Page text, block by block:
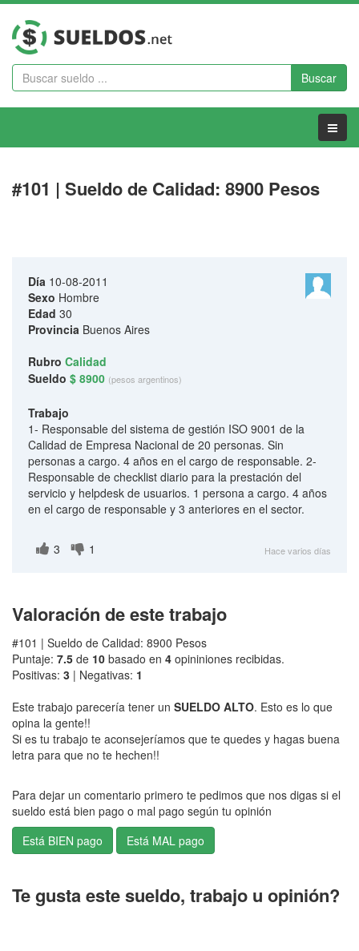
Buscar
Menu
#101 | Sueldo de Calidad: 8900 Pesos
Día 10-08-2011
Sexo Hombre
Edad 30
Provincia Buenos Aires
Rubro Calidad
Sueldo $ 8900 (pesos argentinos)
Trabajo
1- Responsable del sistema de gestión ISO 9001 de la
Calidad de Empresa Nacional de 20 personas. Sin
personas a cargo. 4 años en el cargo de responsable. 2-
Responsable de checklist diario para la prestación del
servicio y helpdesk de usuarios. 1 persona a cargo. 4 años
en el cargo de responsable y 3 anteriores en el sector.
3 1 Hace varios días
Valoración de este trabajo
#101 | Sueldo de Calidad: 8900 Pesos
Puntaje: 7.5 de 10 basado en 4 opininiones recibidas.
Positivas: 3 | Negativas: 1
Este trabajo parecería tener un SUELDO ALTO. Esto es lo que
opina la gente!!
Si es tu trabajo te aconsejeríamos que te quedes y hagas buena
letra para que no te hechen!!
Para dejar un comentario primero te pedimos que nos digas si el
sueldo está bien pago o mal pago según tu opinión
Te gusta este sueldo, trabajo u opinión?